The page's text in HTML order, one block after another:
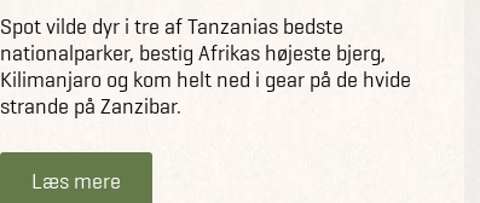
Spot vilde dyr i tre af Tanzanias bedste
nationalparker, bestig Afrikas højeste bjerg,
Kilimanjaro og kom helt ned i gear på de hvide
strande på Zanzibar.
Læs mere